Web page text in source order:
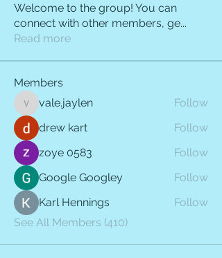
Welcome to the group! You can
connect with other members, ge...
Read more
Members
vale.jaylen
vale.jaylen
Follow
drew kart
Follow
zoye 0583
Follow
Google Googley
Follow
Karl Hennings
Follow
See All Members (410)